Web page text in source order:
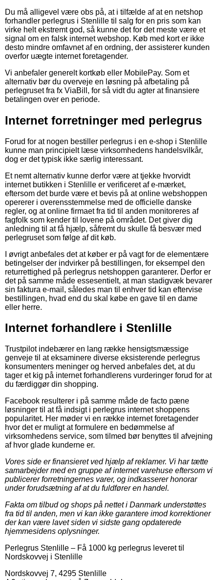
Du må alligevel være obs på, at i tilfælde af at en netshop
forhandler perlegrus i Stenlille til salg for en pris som kan
virke helt ekstremt god, så kunne det for det meste være et
signal om en falsk internet webshop. Køb med kort er ikke
desto mindre omfavnet af en ordning, der assisterer kunden
overfor uægte internet foretagender.
Vi anbefaler generelt kortkøb eller MobilePay. Som et
alternativ bør du overveje en løsning på afbetaling på
perlegruset fra fx ViaBill, for så vidt du agter at finansiere
betalingen over en periode.
Internet forretninger med perlegrus
Forud for at nogen bestiller perlegrus i en e-shop i Stenlille
kunne man principielt læse virksomhedens handelsvilkår,
dog er det typisk ikke særlig interessant.
Et nemt alternativ kunne derfor være at tjekke hvorvidt
internet butikken i Stenlille er verificeret af e-mærket,
eftersom det burde være et bevis på at online webshoppen
opererer i overensstemmelse med de officielle danske
regler, og at online firmaet fra tid til anden monitoreres af
fagfolk som kender til lovene på området. Det giver dig
anledning til at få hjælp, såfremt du skulle få besvær med
perlegruset som følge af dit køb.
I øvrigt anbefales det at køber er på vagt for de elementære
betingelser der indvirker på bestillingen, for eksempel den
returrettighed på perlegrus netshoppen garanterer. Derfor er
det på samme måde essesentielt, at man stadigvæk bevarer
sin faktura e-mail, således man til enhver tid kan eftervise
bestillingen, hvad end du skal købe en gave til en dame
eller herre.
Internet forhandlere i Stenlille
Trustpilot indebærer en lang række hensigtsmæssige
genveje til at eksaminere diverse eksisterende perlegrus
konsumenters meninger og herved anbefales det, at du
tager et kig på internet forhandlerens vurderinger forud for at
du færdiggør din shopping.
Facebook resulterer i på samme måde de facto pæne
løsninger til at få indsigt i perlegrus internet shoppens
popularitet. Her møder vi en række internet foretagender
hvor det er muligt at formulere en bedømmelse af
virksomhedens service, som tilmed bør benyttes til afvejning
af hvor glade kunderne er.
Vores side er finansieret ved hjælp af reklamer. Vi har tætte
samarbejder med en gruppe af internet varehuse eftersom vi
publicerer forretningernes varer, og indkasserer honorar
under forudsætning af at du fuldfører en handel.
Fakta om tilbud og shops på nettet i Danmark understøttes
fra tid til anden, men vi kan ikke garantere imod korrektioner
der kan være lavet siden vi sidste gang opdaterede
hjemmesidens oplysninger.
Perlegrus Stenlille – Få 1000 kg perlegrus leveret til
Nordskovvej i Stenlille
Nordskovvej 7, 4295 Stenlille